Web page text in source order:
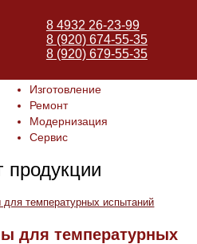
8 4932 26-23-99
8 (920) 674-55-35
8 (920) 679-55-35
Изготовление
Ремонт
Модернизация
Сервис
продукции
температурных испытаний
для температурных